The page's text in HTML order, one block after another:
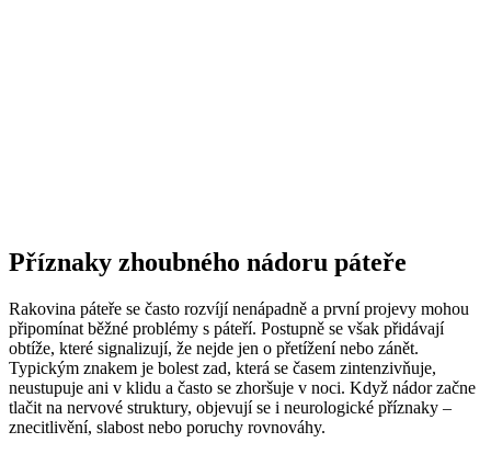
Příznaky zhoubného nádoru páteře
Rakovina páteře se často rozvíjí nenápadně a první projevy mohou
připomínat běžné problémy s páteří. Postupně se však přidávají
obtíže, které signalizují, že nejde jen o přetížení nebo zánět.
Typickým znakem je bolest zad, která se časem zintenzivňuje,
neustupuje ani v klidu a často se zhoršuje v noci. Když nádor začne
tlačit na nervové struktury, objevují se i neurologické příznaky –
znecitlivění, slabost nebo poruchy rovnováhy.